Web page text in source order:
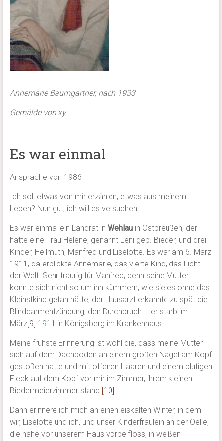
Annemarie Baumgartner, nach 1933
Gemälde von xy
Es war einmal
Ansprache von 1986
Ich soll etwas von mir erzählen, etwas aus meinem
Leben? Nun gut, ich will es versuchen.
Es war einmal ein Landrat in Wehlauin Ostpreußen, der
hatte eine Frau Helene, genannt Leni geb. Bieder, und drei
Kinder, Hellmuth, Manfred und Liselotte. Es war am 6. März
1911, da erblickte Annemarie, das vierte Kind, das Licht
der Welt. Sehr traurig für Manfred, denn seine Mutter
konnte sich nicht so um ihn kümmern, wie sie es ohne das
Kleinstkind getan hätte, der Hausarzt erkannte zu spät die
Blinddarmentzündung, den Durchbruch – er starb im
März[9] 1911 in Königsberg im Krankenhaus.
Meine frühste Erinnerung ist wohl die, dass meine Mutter
sich auf dem Dachboden an einem großen Nagel am Kopf
gestoßen hatte und mit offenen Haaren und einem blutigen
Fleck auf dem Kopf vor mir im Zimmer, ihrem kleinen
Biedermeierzimmer stand. [10]
Dann erinnere ich mich an einen eiskalten Winter, in dem
wir, Liselotte und ich, und unser Kinderfräulein an der Oelle,
die nahe vor unserem Haus vorbeifloss, in weißen